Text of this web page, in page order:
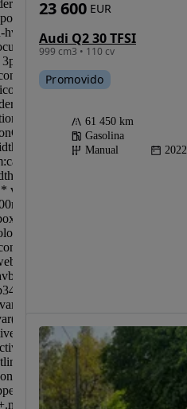
Audi Q2 30 TFSI
999 cm3 • 110 cv
23 600 EUR
Promovido
61 450 km
Gasolina
Manual
2022